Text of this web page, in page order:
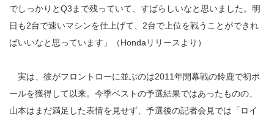
でしっかりとQ3まで残っていて、すばらしいなと思いました。明
日も2台で速いマシンを仕上げて、2台で上位を戦うことができれ
ばいいなと思っています」（Hondaリリースより）
実は、彼がフロントローに並ぶのは2011年開幕戦の鈴鹿で初ポ
ールを獲得して以来。今季ベストの予選結果ではあったものの、
山本はまだ満足した表情を見せず、予選後の記者会見では「ロイ